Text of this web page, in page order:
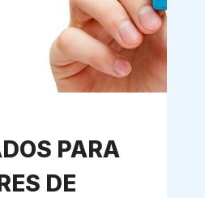
PARA
DE